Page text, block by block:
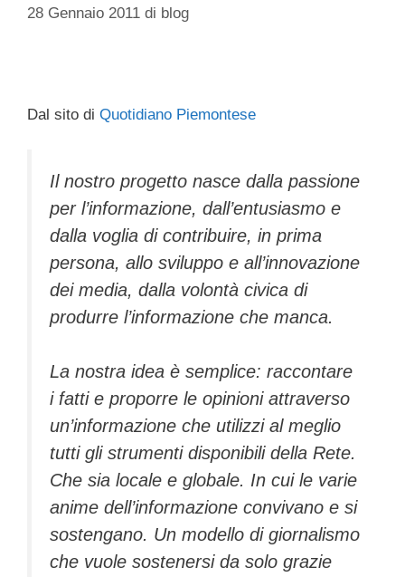
28 Gennaio 2011 di blog
Dal sito di Quotidiano Piemontese
Il nostro progetto nasce dalla passione
per l’informazione, dall’entusiasmo e
dalla voglia di contribuire, in prima
persona, allo sviluppo e all’innovazione
dei media, dalla volontà civica di
produrre l’informazione che manca.
La nostra idea è semplice: raccontare
i fatti e proporre le opinioni attraverso
un’informazione che utilizzi al meglio
tutti gli strumenti disponibili della Rete.
Che sia locale e globale. In cui le varie
anime dell’informazione convivano e si
sostengano. Un modello di giornalismo
che vuole sostenersi da solo grazie